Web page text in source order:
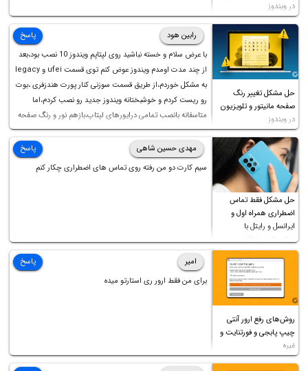
در ویندوز
حل مشکل تغییر رنگ
صفحه مانیتور و تلویزیون
در ویندوز
رابین هود
با عرض سلام و خسته نباشید روی لپتاپم ویندوز 10 نصب بود،بعد
از چند مدت اومدم ویندوز عوض کنم توی قسمت ufei و legacy
به مشکل خوردم،از طریق قسمت سوزنی کنار پورت هندزفری ،بوت
رو ریست کردم و خوشبختانه ویندوز جدید رو نصب کردم،اما
متاسفانه بانصب تمامی درایورهای لپتاپ،بازهم نور و رنگ صفحه
چه موقع کار چه موقع پخش فیلم مثل سابق نیست(نور زیاده و بی
کیفیت)،با ابدیت کردن کارت گرافیک،کالیبره کردن و غیره هم نور و
رنگ درست نشد (انگار تصویر ماته)، خواهشمند است راهنمایی
فرمایید باتشکر
پاسخ
حل مشکل فقط تماس
اضطراری همراه اول و
ایرانسل و رایتل با
روش‌های مختلف
مهدی حسین شاهی
سیم کارت دو من رفته روی تماس های اضطراری چکار کنم
پاسخ
روش‌های رفع ارور آنتی
چیپ پابجی و فورتنایت و
غیره
امیر
برای من فقط ارور ری استارتو میده
پاسخ